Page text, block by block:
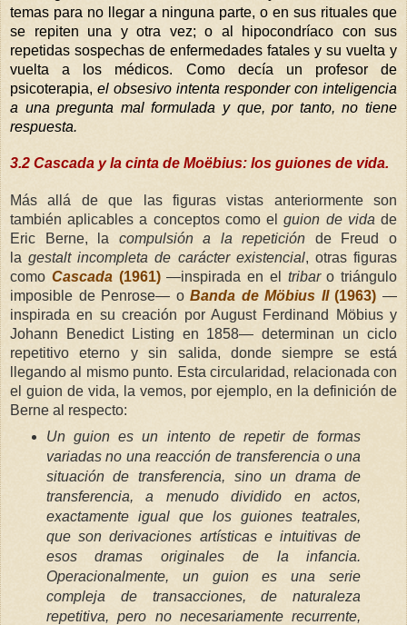
temas para no llegar a ninguna parte, o en sus rituales que
se repiten una y otra vez; o al hipocondríaco con sus
repetidas sospechas de enfermedades fatales y su vuelta y
vuelta a los médicos. Como decía un profesor de
psicoterapia, el obsesivo intenta responder con inteligencia
a una pregunta mal formulada y que, por tanto, no tiene
respuesta.
3.2 Cascada y la cinta de Moëbius: los guiones de vida.
Más allá de que las figuras vistas anteriormente son
también aplicables a conceptos como elguion de vida de
Eric Berne, la compulsión a la repetición de Freud o
lagestalt incompleta de carácter existencial, otras figuras
como Cascada(1961)—inspirada en el tribaro triángulo
imposible de Penrose— o Banda de Möbius II(1963) —
inspirada en su creación por August Ferdinand Möbius y
Johann Benedict Listing en 1858— determinan un ciclo
repetitivo eterno y sin salida, donde siempre se está
llegando al mismo punto. Esta circularidad, relacionada con
el guion de vida, la vemos, por ejemplo, en la definición de
Berne al respecto:
Un guion es un intento de repetir de formas
variadas no una reacción de transferencia o una
situación de transferencia, sino un drama de
transferencia, a menudo dividido en actos,
exactamente igual que los guiones teatrales,
que son derivaciones artísticas e intuitivas de
esos dramas originales de la infancia.
Operacionalmente, un guion es una serie
compleja de transacciones, de naturaleza
repetitiva, pero no necesariamente recurrente,